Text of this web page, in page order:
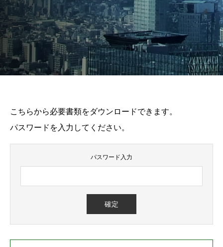
こちらから必要書類をダウンロードできます。
パスワードを入力してください。
パスワード入力